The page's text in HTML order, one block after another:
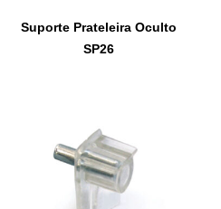
Suporte Prateleira Oculto
SP26